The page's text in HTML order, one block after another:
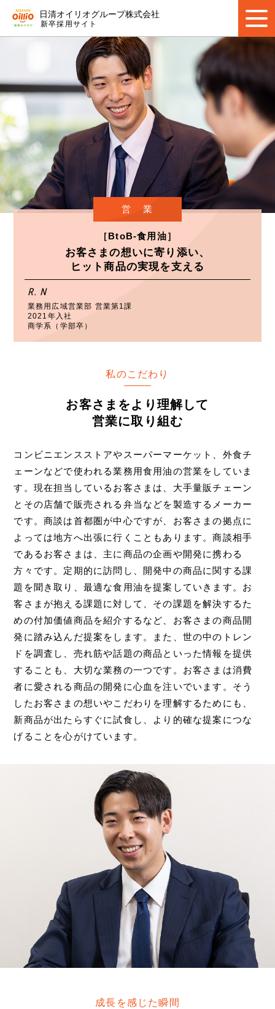
日清オイリオグループ株式会社
新卒採用サイト
営 業
［BtoB-食用油］
お客さまの想いに寄り添い、
ヒット商品の実現を支える
R. N
業務用広域営業部 営業第1課
2021年入社
商学系（学部卒）
私のこだわり
お客さまをより理解して
営業に取り組む
コンビニエンスストアやスーパーマーケット、外食チ
ェーンなどで使われる業務用食用油の営業をしていま
す。現在担当しているお客さまは、大手量販チェーン
とその店舗で販売される弁当などを製造するメーカー
です。商談は首都圏が中心ですが、お客さまの拠点に
よっては地方へ出張に行くこともあります。商談相手
であるお客さまは、主に商品の企画や開発に携わる
方々です。定期的に訪問し、開発中の商品に関する課
題を聞き取り、最適な食用油を提案していきます。お
客さまが抱える課題に対して、その課題を解決するた
めの付加価値商品を紹介するなど、お客さまの商品開
発に踏み込んだ提案をします。また、世の中のトレン
ドを調査し、売れ筋や話題の商品といった情報を提供
することも、大切な業務の一つです。お客さまは消費
者に愛される商品の開発に心血を注いでいます。そう
したお客さまの想いやこだわりを理解するためにも、
新商品が出たらすぐに試食し、より的確な提案につな
げることを心がけています。
成長を感じた瞬間